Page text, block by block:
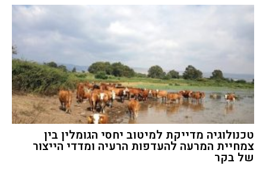
טכנולוגיה מדייקת למיטוב יחסי הגומלין בין
צמחיית המרעה להעדפות הרעיה ומדדי הייצור
של בקר